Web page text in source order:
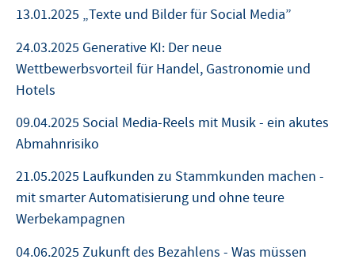
13.01.2025 „Texte und Bilder für Social Media”
24.03.2025 Generative KI: Der neue
Wettbewerbsvorteil für Handel, Gastronomie und
Hotels
09.04.2025 Social Media-Reels mit Musik - ein akutes
Abmahnrisiko
21.05.2025 Laufkunden zu Stammkunden machen -
mit smarter Automatisierung und ohne teure
Werbekampagnen
04.06.2025 Zukunft des Bezahlens - Was müssen